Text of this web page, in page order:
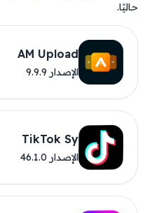
حاليًا.
AM Upload
الإصدار 9.9.9
TikTok Sy
الإصدار 46.1.0